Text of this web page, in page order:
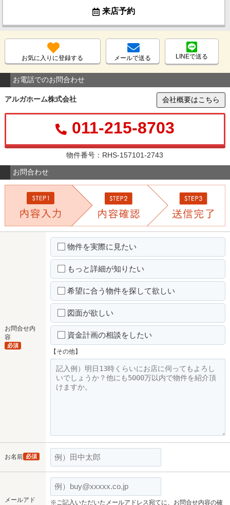
来店予約
お気に入りに登録する メールで送る LINEで送る
お電話でのお問合わせ
アルガホーム株式会社 会社概要はこちら
011-215-8703
物件番号：RHS-157101-2743
お問合わせ
お問合せ内
容
必須
物件を実際に見たい
もっと詳細が知りたい
希望に合う物件を探して欲しい
図面が欲しい
資金計画の相談をしたい
【その他】
お名前 必須
メールアド
※ご記入いただいたメールアドレス宛てに、お問合せ内容の確